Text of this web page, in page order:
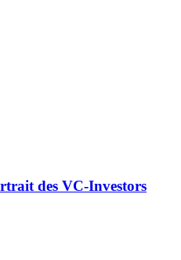
des VC-Investors